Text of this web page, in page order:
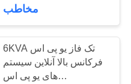
مخاطب
6KVA تک فاز یو پی اس
فرکانس بالا آنلاین سیستم
های یو پی اس